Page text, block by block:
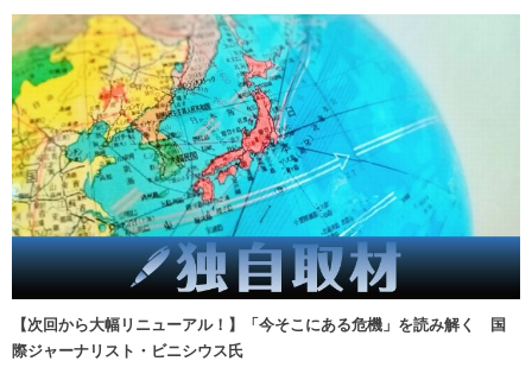
【次回から大幅リニューアル！】「今そこにある危機」を読み解く 国
際ジャーナリスト・ビニシウス氏